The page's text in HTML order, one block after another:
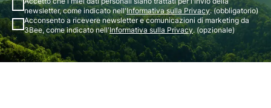
newsletter, come indicato nell'Informativa sulla Privacy. (obbligatorio)
Acconsento a ricevere newsletter e comunicazioni di marketing da
3Bee, come indicato nell'Informativa sulla Privacy. (opzionale)